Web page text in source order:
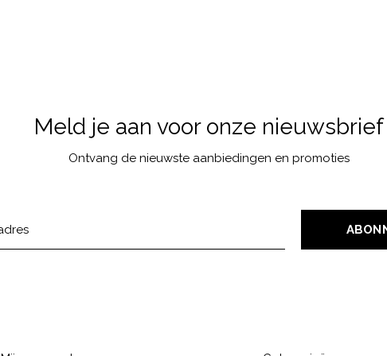
Meld je aan voor onze nieuwsbrief
Ontvang de nieuwste aanbiedingen en promoties